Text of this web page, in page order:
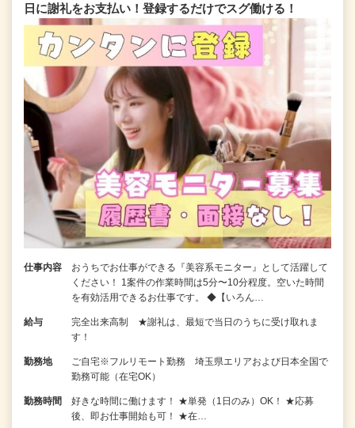
日に謝礼をお支払い！登録するだけでスグ働ける！
仕事内容
おうちでお仕事ができる『美容系モニター』として活躍して
ください！ 1案件の作業時間は5分〜10分程度。空いた時間
を有効活用できるお仕事です。 ◆【いろん…
給与
完全出来高制 ★謝礼は、最短で当日のうちに受け取れま
す！
勤務地
ご自宅※フルリモート勤務 埼玉県エリアおよび日本全国で
勤務可能（在宅OK）
勤務時間
好きな時間に働けます！ ★単発（1日のみ）OK！ ★応募
後、即お仕事開始も可！ ★在…